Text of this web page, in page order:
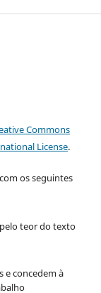
Commons
License.
os seguintes
teor do texto
e concedem à